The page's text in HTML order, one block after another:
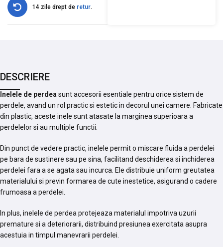
14 zile drept de retur.
DESCRIERE
Inelele de perdeasunt accesorii esentiale pentru orice sistem de
perdele, avand un rol practic si estetic in decorul unei camere. Fabricate
din plastic, aceste inele sunt atasate la marginea superioara a
perdelelor si au multiple functii.
Din punct de vedere practic, inelele permit o miscare fluida a perdelei
pe bara de sustinere sau pe sina, facilitand deschiderea si inchiderea
perdelei fara a se agata sau incurca. Ele distribuie uniform greutatea
materialului si previn formarea de cute inestetice, asigurand o cadere
frumoasa a perdelei.
In plus, inelele de perdea protejeaza materialul impotriva uzurii
premature si a deteriorarii, distribuind presiunea exercitata asupra
acestuia in timpul manevrarii perdelei.